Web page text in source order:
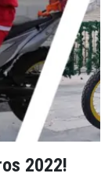
2022!